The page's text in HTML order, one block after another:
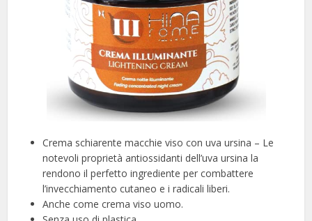
Crema schiarente macchie viso con uva ursina – Le
notevoli proprietà antiossidanti dell’uva ursina la
rendono il perfetto ingrediente per combattere
l’invecchiamento cutaneo e i radicali liberi.
Anche come crema viso uomo.